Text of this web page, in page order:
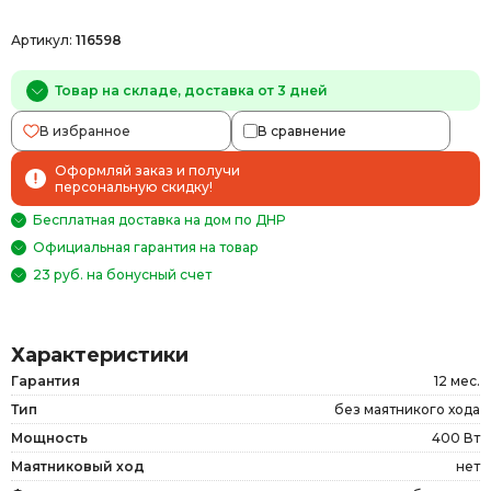
Артикул: 116598
Товар на складе, доставка от 3 дней
В избранное В сравнение
Оформляй заказ и получи
персональную скидку!
Бесплатная доставка на дом по ДНР
Официальная гарантия на товар
23 руб. на бонусный счет
Характеристики
Гарантия
12 мес.
Тип
без маятникого хода
Мощность
400 Вт
Маятниковый ход
нет